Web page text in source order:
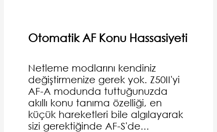
Otomatik AF Konu Hassasiyeti
Netleme modlarını kendiniz
değiştirmenize gerek yok. Z50II'yi
AF-A modunda tuttuğunuzda
akıllı konu tanıma özelliği, en
küçük hareketleri bile algılayarak
sizi gerektiğinde AF-S'de...